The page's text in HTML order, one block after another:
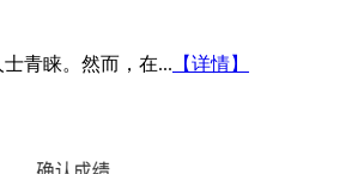
青睐。然而，在... 【详情】